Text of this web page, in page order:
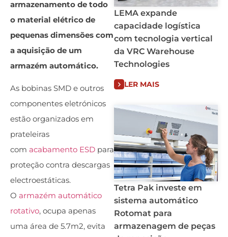
armazenamento de todo
o material elétrico de
pequenas dimensões com
a aquisição de um
armazém automático.
As bobinas SMD e outros
componentes eletrónicos
estão organizados em
prateleiras
com acabamento ESD para
proteção contra descargas
electroestáticas.
O armazém automático
rotativo, ocupa apenas
uma área de 5.7m2, evita
LEMA expande
capacidade logística
com tecnologia vertical
da VRC Warehouse
Technologies
LER MAIS
Tetra Pak investe em
sistema automático
Rotomat para
armazenagem de peças